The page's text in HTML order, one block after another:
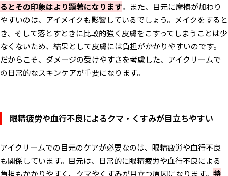
るとその印象はより顕著になります。また、目元に摩擦が加わり
やすいのは、アイメイクも影響しているでしょう。メイクをすると
き、そして落とすときに比較的強く皮膚をこすってしまうことは少
なくないため、結果として皮膚には負担がかかりやすいのです。
だからこそ、ダメージの受けやすさを考慮した、アイクリームで
の日常的なスキンケアが重要になります。
眼精疲労や血行不良によるクマ・くすみが目立ちやすい
アイクリームでの目元のケアが必要なのは、眼精疲労や血行不良
も関係しています。目元は、日常的に眼精疲労や血行不良による
負担もかかりやすく、クマやくすみが目立つ原因になります。 特